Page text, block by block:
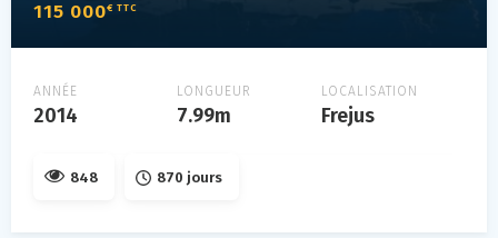
115 000€ TTC
ANNÉE
2014
LONGUEUR
7.99m
LOCALISATION
Frejus
848 870 jours